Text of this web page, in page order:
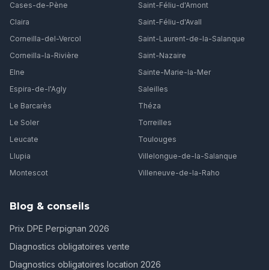
Cases-de-Pène
Claira
Corneilla-del-Vercol
Corneilla-la-Rivière
Elne
Espira-de-l'Agly
Le Barcarès
Le Soler
Leucate
Llupia
Montescot
Saint-Féliu-d'Amont
Saint-Féliu-d'Avall
Saint-Laurent-de-la-Salanque
Saint-Nazaire
Sainte-Marie-la-Mer
Saleilles
Théza
Torreilles
Toulouges
Villelongue-de-la-Salanque
Villeneuve-de-la-Raho
Blog & conseils
Prix DPE Perpignan 2026
Diagnostics obligatoires vente
Diagnostics obligatoires location 2026